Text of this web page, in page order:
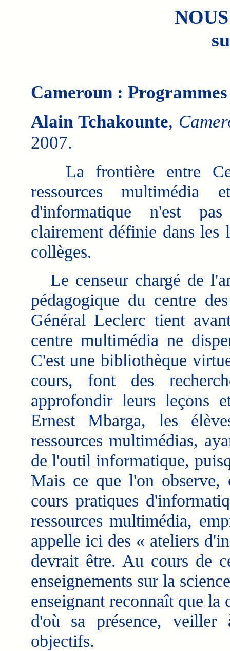
Cameroun :
Alain Tchakounte,
2007.
La frontière entre
ressources multimédia
d'informatique n'est
clairement définie dans les
collèges.
Le censeur chargé de
pédagogique du centre
Général Leclerc tient
centre multimédia ne
C'est une bibliothèque
cours, font des
approfondir leurs leçons
Ernest Mbarga, les
ressources multimédias,
de l'outil informatique,
Mais ce que l'on
cours pratiques
ressources multimédia,
appelle ici des « ateliers
devrait être. Au cours de
enseignements sur la
enseignant reconnaît que la
d'où sa présence,
objectifs.